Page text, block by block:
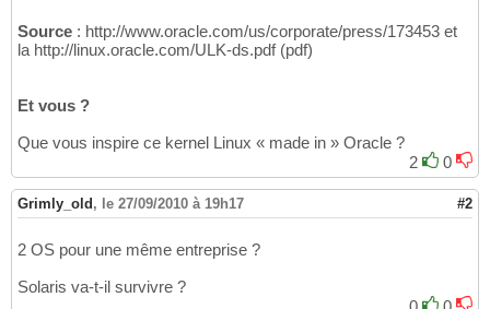
Source : http://www.oracle.com/us/corporate/press/173453 et
la http://linux.oracle.com/ULK-ds.pdf (pdf)
Et vous ?
Que vous inspire ce kernel Linux « made in » Oracle ?
2
0
Grimly_old , le 27/09/2010 à 19h17 #2
2 OS pour une même entreprise ?
Solaris va-t-il survivre ?